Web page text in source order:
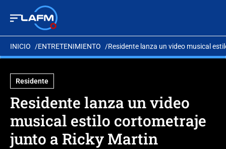
INICIO ENTRETENIMIENTO Residente lanza un video musical
Residente
Residente lanza un video
musical estilo cortometraje
junto a Ricky Martin